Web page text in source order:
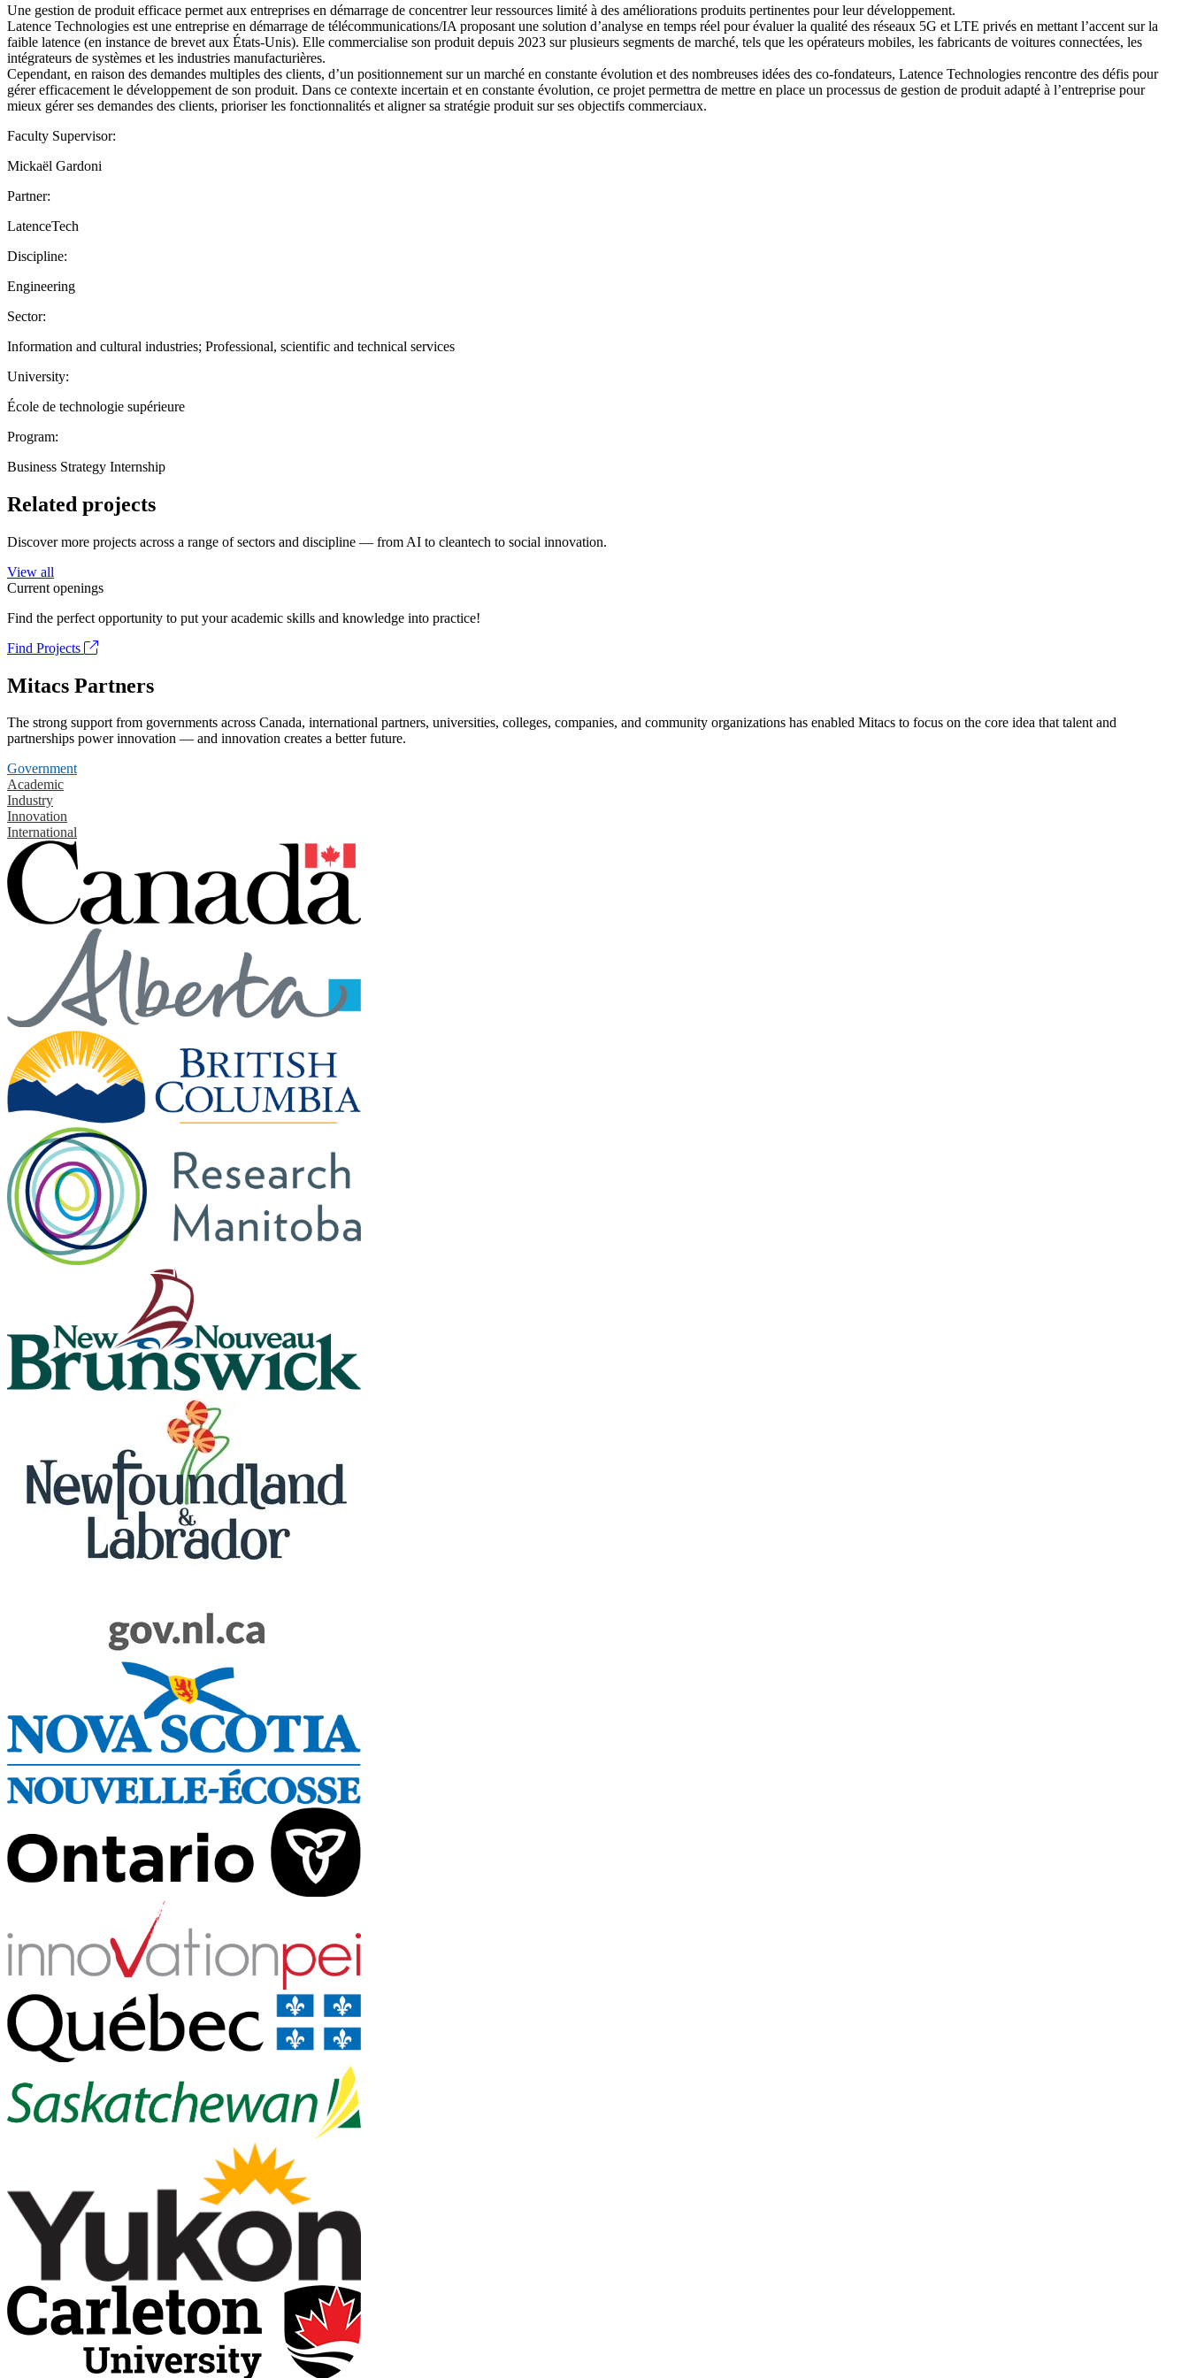
Une gestion de produit efficace permet aux entreprises en démarrage de concentrer leur ressources limité à des améliorations produits pertinentes pour leur développement.
Latence Technologies est une entreprise en démarrage de télécommunications/IA proposant une solution d’analyse en temps réel pour évaluer la qualité des réseaux 5G et LTE privés en mettant l’accent sur la
faible latence (en instance de brevet aux États-Unis). Elle commercialise son produit depuis 2023 sur plusieurs segments de marché, tels que les opérateurs mobiles, les fabricants de voitures connectées, les
intégrateurs de systèmes et les industries manufacturières.
Cependant, en raison des demandes multiples des clients, d’un positionnement sur un marché en constante évolution et des nombreuses idées des co-fondateurs, Latence Technologies rencontre des défis pour
gérer efficacement le développement de son produit. Dans ce contexte incertain et en constante évolution, ce projet permettra de mettre en place un processus de gestion de produit adapté à l’entreprise pour
mieux gérer ses demandes des clients, prioriser les fonctionnalités et aligner sa stratégie produit sur ses objectifs commerciaux.
Faculty Supervisor:
Mickaël Gardoni
Partner:
LatenceTech
Discipline:
Engineering
Sector:
Information and cultural industries; Professional, scientific and technical services
University:
École de technologie supérieure
Program:
Business Strategy Internship
Related projects
Discover more projects across a range of sectors and discipline — from AI to cleantech to social innovation.
View all
Current openings
Find the perfect opportunity to put your academic skills and knowledge into practice!
Find Projects
Mitacs Partners
The strong support from governments across Canada, international partners, universities, colleges, companies, and community organizations has enabled Mitacs to focus on the core idea that talent and
partnerships power innovation — and innovation creates a better future.
Government
Academic
Industry
Innovation
International